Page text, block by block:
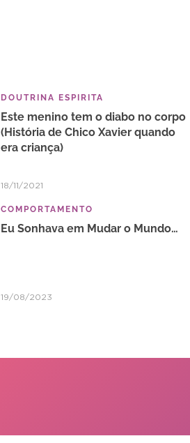
DOUTRINA ESPIRITA
Este menino tem o diabo no corpo
(História de Chico Xavier quando
era criança)
18/11/2021
COMPORTAMENTO
Eu Sonhava em Mudar o Mundo…
19/08/2023